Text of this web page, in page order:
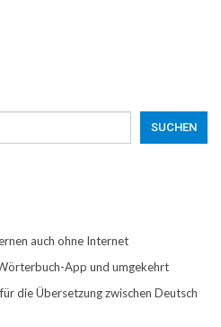
SUCHEN
auch ohne Internet
App und umgekehrt
die Übersetzung zwischen Deutsch